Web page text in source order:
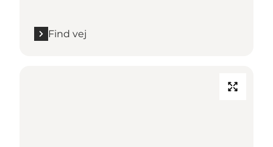
Find vej